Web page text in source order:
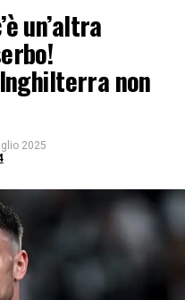
un’altra
non
2025